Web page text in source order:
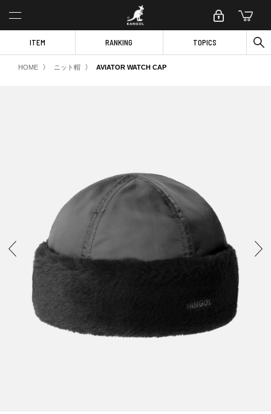
ITEM RANKING TOPICS
HOME 〉 ニット帽 〉 AVIATOR WATCH CAP